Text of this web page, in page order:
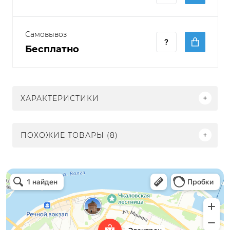
Самовывоз
Бесплатно
ХАРАКТЕРИСТИКИ
ПОХОЖИЕ ТОВАРЫ (8)
Электрон
Светильники в Нижнем Новгороде
Электротехническая продукция в Нижнем Новгороде